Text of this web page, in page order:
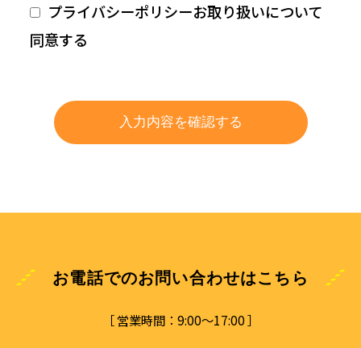
プライバシーポリシーお取り扱いについて
同意する
お電話でのお問い合わせはこちら
［ 営業時間：9:00～17:00 ］